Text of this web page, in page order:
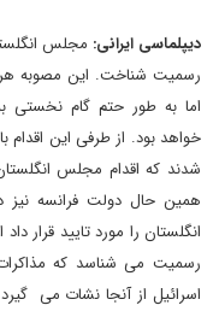
دیپلماسی ایرانی: مجلس
رسمیت شناخت. این مصوبه
اما به طور حتم گام نخستی
خواهد بود. از طرفی این
شدند که اقدام مجلس
همین حال دولت فرانسه نیز
انگلستان را مورد تایید قرار
رسمیت می شناسد که
اسرائیل از آنجا نشات می